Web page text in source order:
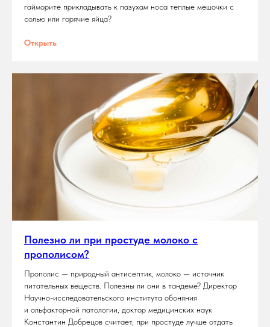
гайморите прикладывать к пазухам носа теплые мешочки с
солью или горячие яйца?
Открыть
Полезно ли при простуде молоко с
прополисом?
Прополис — природный антисептик, молоко — источник
питательных веществ. Полезны ли они в тандеме? Директор
Научно-исследовательского института обоняния
и ольфакторной патологии, доктор медицинских наук
Константин Добрецов считает, при простуде лучше отдать